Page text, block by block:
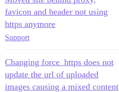
favicon and header not using
https anymore
Support
Changing force_https does not
update the url of uploaded
images causing a mixed content